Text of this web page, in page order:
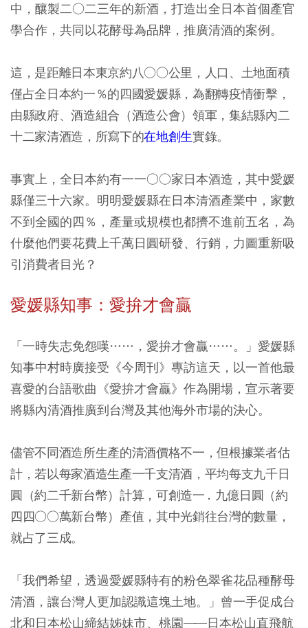
中，釀製二○二三年的新酒，打造出全日本首個產官
學合作，共同以花酵母為品牌，推廣清酒的案例。
這，是距離日本東京約八○○公里，人口、土地面積
僅占全日本約一％的四國愛媛縣，為翻轉疫情衝擊，
由縣政府、酒造組合（酒造公會）領軍，集結縣內二
十二家清酒造，所寫下的在地創生實錄。
事實上，全日本約有一一○○家日本酒造，其中愛媛
縣僅三十六家。明明愛媛縣在日本清酒產業中，家數
不到全國的四％，產量或規模也都擠不進前五名，為
什麼他們要花費上千萬日圓研發、行銷，力圖重新吸
引消費者目光？
愛媛縣知事：愛拚才會贏
「一時失志免怨嘆……，愛拚才會贏……。」愛媛縣
知事中村時廣接受《今周刊》專訪這天，以一首他最
喜愛的台語歌曲《愛拚才會贏》作為開場，宣示著要
將縣內清酒推廣到台灣及其他海外市場的決心。
儘管不同酒造所生產的清酒價格不一，但根據業者估
計，若以每家酒造生產一千支清酒，平均每支九千日
圓（約二千新台幣）計算，可創造一．九億日圓（約
四四○○萬新台幣）產值，其中光銷往台灣的數量，
就占了三成。
「我們希望，透過愛媛縣特有的粉色翠雀花品種酵母
清酒，讓台灣人更加認識這塊土地。」曾一手促成台
北和日本松山締結姊妹市、桃園——日本松山直飛航